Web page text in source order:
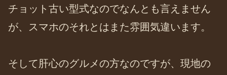
チョット古い型式なのでなんとも言えません
が、スマホのそれとはまた雰囲気違います。
そして肝心のグルメの方なのですが、現地の